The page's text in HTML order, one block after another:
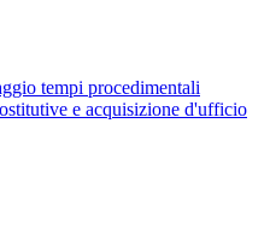
tempi procedimentali
e acquisizione d'ufficio